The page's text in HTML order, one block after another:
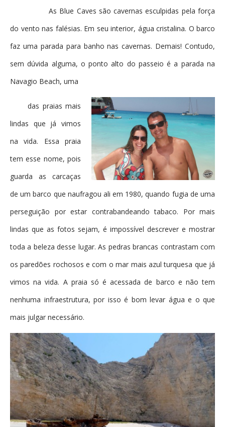
As Blue Caves são cavernas esculpidas pela força
do vento nas falésias. Em seu interior, água cristalina. O barco
faz uma parada para banho nas cavernas. Demais! Contudo,
sem dúvida alguma, o ponto alto do passeio é a parada na
Navagio Beach, uma
das praias mais
lindas que já vimos
na vida. Essa praia
tem esse nome, pois
guarda as carcaças
de um barco que naufragou ali em 1980, quando fugia de uma
perseguição por estar contrabandeando tabaco. Por mais
lindas que as fotos sejam, é impossível descrever e mostrar
toda a beleza desse lugar. As pedras brancas contrastam com
os paredões rochosos e com o mar mais azul turquesa que já
vimos na vida. A praia só é acessada de barco e não tem
nenhuma infraestrutura, por isso é bom levar água e o que
mais julgar necessário.